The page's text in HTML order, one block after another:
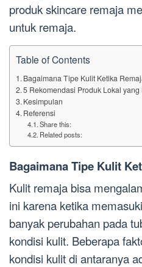
produk skincare remaja
untuk remaja.
Table of Contents
Bagaimana Tipe Kulit Ketika
5 Rekomendasi Produk Lokal
Kesimpulan
Referensi
Share this:
Related posts:
Bagaimana Tipe Kulit
Kulit remaja bisa
ini karena ketika
banyak perubahan pada
kondisi kulit. Beberapa
kondisi kulit di antaranya